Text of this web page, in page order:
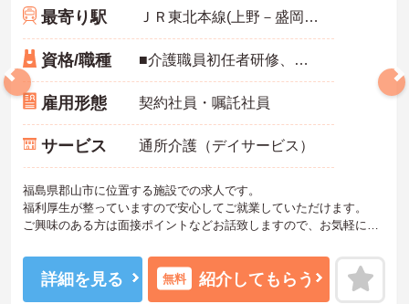
最寄り駅 ＪＲ東北本線(上野－盛岡)「安積永盛駅」バス・車19分
資格/職種 ■介護職員初任者研修、実務者研修、介護福祉士等いずれかお持ちの方 ■経験不問
雇用形態 契約社員・嘱託社員
サービス 通所介護（デイサービス）
福島県郡山市に位置する施設での求人です。
福利厚生が整っていますので安心してご就業していただけます。
ご興味のある方は面接ポイントなどお話致しますので、お気軽にお
詳細を見る 無料 紹介してもらう